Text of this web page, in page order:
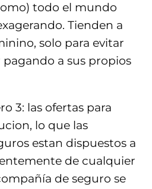
todo el mundo
Tienden a
solo para evitar
a sus propios
3: las ofertas para
lo que las
estan dispuestos a
de cualquier
de seguro se